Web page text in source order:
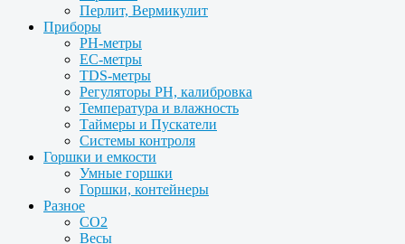
Перлит, Вермикулит
Приборы
PH-метры
EC-метры
TDS-метры
Регуляторы PH, калибровка
Температура и влажность
Таймеры и Пускатели
Системы контроля
Горшки и емкости
Умные горшки
Горшки, контейнеры
Разное
CO2
Весы